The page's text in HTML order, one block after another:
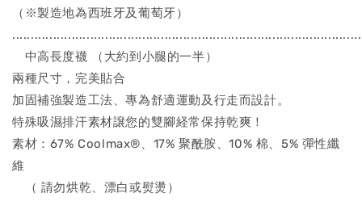
（※製造地為西班牙及葡萄牙）
中高長度襪 （大約到小腿的一半）
兩種尺寸，完美貼合
加固補強製造工法、專為舒適運動及行走而設計。
特殊吸濕排汗素材譲您的雙腳経常保持乾爽！
素材：67% Coolmax®、17% 聚酰胺、10% 棉、5% 彈性纖
維
（ 請勿烘乾、漂白或熨燙）